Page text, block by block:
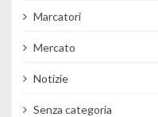
Marcatori
Mercato
Notizie
Senza categoria